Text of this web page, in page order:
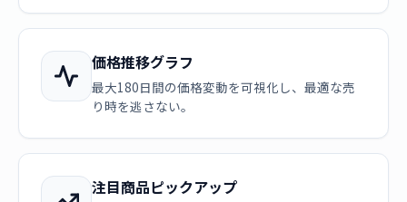
価格推移グラフ
最大180日間の価格変動を可視化し、最適な売
り時を逃さない。
注目商品ピックアップ